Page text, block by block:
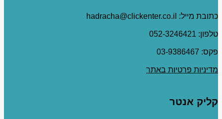
כתובת מייל: hadracha@clickenter.co.il
טלפון: 052-3246421
פקס: 03-9386467
מדיניות פרטיות באתר
קליק אנטר